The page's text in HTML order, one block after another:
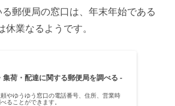
郵便局の窓口は、年末年始である
業なるようです。
集荷・配達に関する郵便局を調べる -
やゆうゆう窓口の電話番号、住所、営業時
ることができます。